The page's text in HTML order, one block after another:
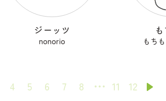
ジーッツ
nonorio もち
4 5 6 7 8 11 12